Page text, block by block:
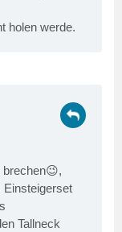
holen werde.
Einsteigerset
Tallneck